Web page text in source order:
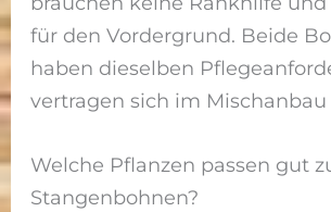
für den Vordergrund. Beide
haben dieselben
vertragen sich im Mischanbau
Welche Pflanzen passen gut
Stangenbohnen?